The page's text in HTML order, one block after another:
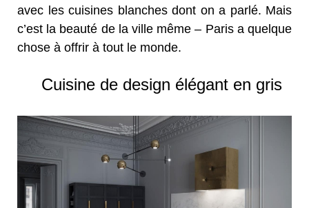
avec les cuisines blanches dont on a parlé. Mais
c’est la beauté de la ville même – Paris a quelque
chose à offrir à tout le monde.
Cuisine de design élégant en gris